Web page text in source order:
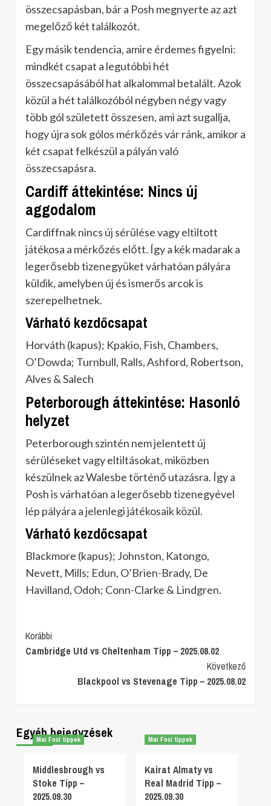
összecsapásban, bár a Posh megnyerte az azt
megelőző két találkozót.
Egy másik tendencia, amire érdemes figyelni:
mindkét csapat a legutóbbi hét
összecsapásából hat alkalommal betalált. Azok
közül a hét találkozóból négyben négy vagy
több gól született összesen, ami azt sugallja,
hogy újra sok gólos mérkőzés vár ránk, amikor a
két csapat felkészül a pályán való
összecsapásra.
Cardiff áttekintése: Nincs új
aggodalom
Cardiffnak nincs új sérülése vagy eltiltott
játékosa a mérkőzés előtt. Így a kék madarak a
legerősebb tizenegyüket várhatóan pályára
küldik, amelyben új és ismerős arcok is
szerepelhetnek.
Várható kezdőcsapat
Horváth (kapus); Kpakio, Fish, Chambers,
O’Dowda; Turnbull, Ralls, Ashford, Robertson,
Alves & Salech
Peterborough áttekintése: Hasonló
helyzet
Peterborough szintén nem jelentett új
sérüléseket vagy eltiltásokat, miközben
készülnek az Walesbe történő utazásra. Így a
Posh is várhatóan a legerősebb tizenegyével
lép pályára a jelenlegi játékosaik közül.
Várható kezdőcsapat
Blackmore (kapus); Johnston, Katongo,
Nevett, Mills; Edun, O’Brien-Brady, De
Havilland, Odoh; Conn-Clarke & Lindgren.
Post
Navigation
Korábbi
Cambridge Utd vs Cheltenham Tipp – 2025.08.02
Következő
Blackpool vs Stevenage Tipp – 2025.08.02
Egyéb bejegyzések
Mai Foci tippek
Middlesbrough vs
Stoke Tipp –
2025.09.30
Mai Foci tippek
Kairat Almaty vs
Real Madrid Tipp –
2025.09.30